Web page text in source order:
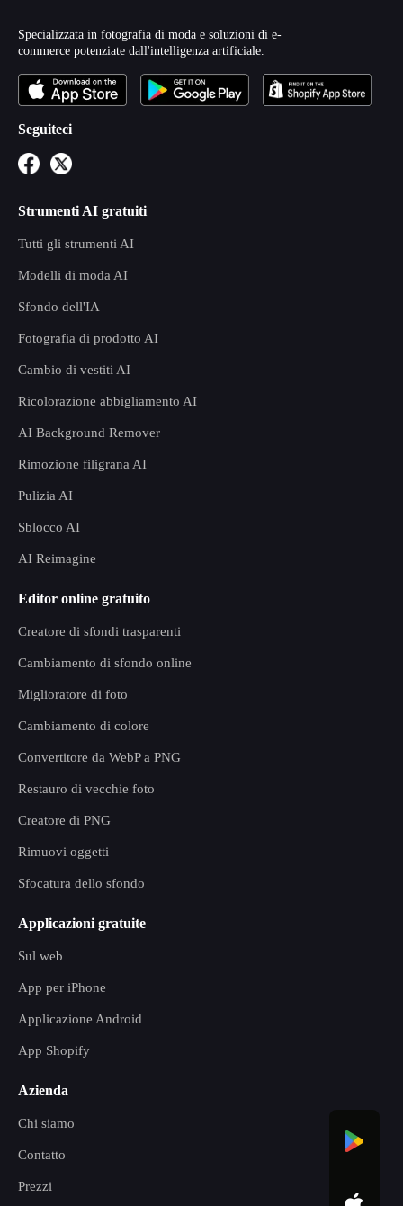
Specializzata in fotografia di moda e soluzioni di e-
commerce potenziate dall'intelligenza artificiale.
Seguiteci
Strumenti AI gratuiti
Tutti gli strumenti AI
Modelli di moda AI
Sfondo dell'IA
Fotografia di prodotto AI
Cambio di vestiti AI
Ricolorazione abbigliamento AI
AI Background Remover
Rimozione filigrana AI
Pulizia AI
Sblocco AI
AI Reimagine
Editor online gratuito
Creatore di sfondi trasparenti
Cambiamento di sfondo online
Miglioratore di foto
Cambiamento di colore
Convertitore da WebP a PNG
Restauro di vecchie foto
Creatore di PNG
Rimuovi oggetti
Sfocatura dello sfondo
Applicazioni gratuite
Sul web
App per iPhone
Applicazione Android
App Shopify
Azienda
Chi siamo
Contatto
Prezzi